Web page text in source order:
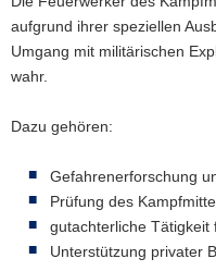
aufgrund ihrer speziellen
Umgang mit militärischen
wahr.
Dazu gehören:
Gefahrenerforschung
Prüfung des
gutachterliche Tätigkeit
Unterstützung privater